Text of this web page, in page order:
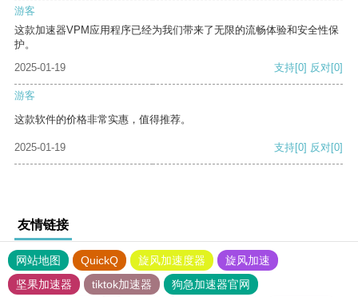
游客
这款加速器VPM应用程序已经为我们带来了无限的流畅体验和安全性保
护。
2025-01-19
支持[0] 反对[0]
游客
这款软件的价格非常实惠，值得推荐。
2025-01-19 支持[0] 反对[0]
友情链接
网站地图 QuickQ 旋风加速度器
旋风加速
坚果加速器
tiktok加速器
狗急加速器官网